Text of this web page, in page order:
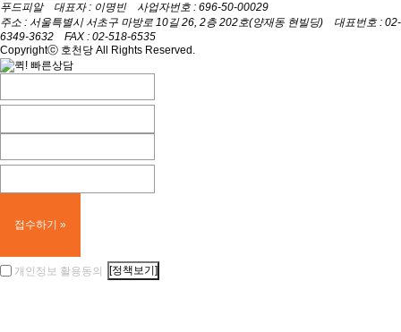
푸드피알 대표자 : 이명빈 사업자번호 : 696-50-00029
주소 : 서울특별시 서초구 마방로 10길 26, 2층 202호(양재동 현빌딩) 대표번호 : 02-
6349-3632 FAX : 02-518-6535
Copyrightⓒ 호천당 All Rights Reserved.
접수하기 »
개인정보 활용동의 [정책보기]